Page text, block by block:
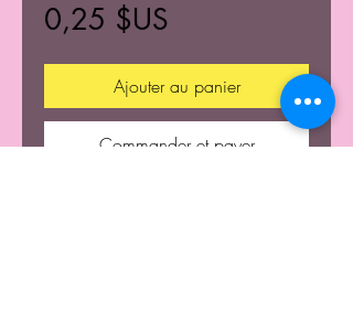
0,25 $US
Ajouter au panier
Commander et payer